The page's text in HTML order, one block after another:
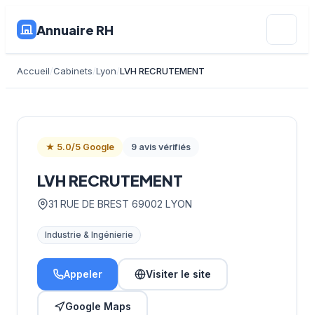
Annuaire RH
Accueil Cabinets Lyon LVH RECRUTEMENT
★ 5.0/5 Google 9 avis vérifiés
LVH RECRUTEMENT
31 RUE DE BREST 69002 LYON
Industrie & Ingénierie
Appeler Visiter le site
Google Maps